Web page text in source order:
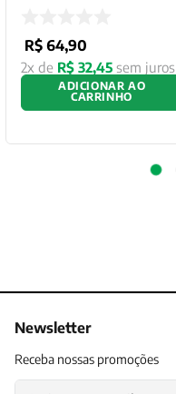
R$ 64,90
2x de R$ 32,45 sem juros
ADICIONAR AO
CARRINHO
Newsletter
Receba nossas promoções